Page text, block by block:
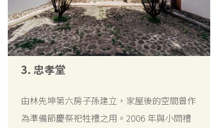
3. 忠孝堂
由林先坤第六房子孫建立，家屋後的空間曾作
為準備節慶祭祀牲禮之用。2006 年與小問禮